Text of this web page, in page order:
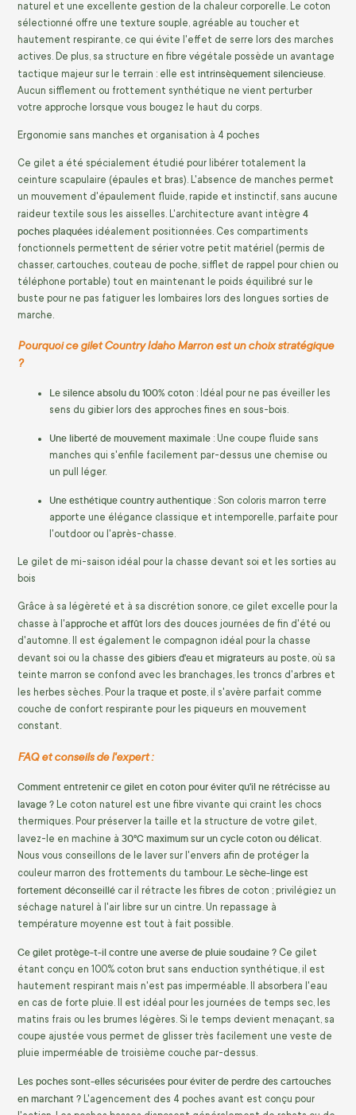
naturel et une excellente gestion de la chaleur corporelle. Le coton
sélectionné offre une texture souple, agréable au toucher et
hautement respirante, ce qui évite l'effet de serre lors des marches
actives. De plus, sa structure en fibre végétale possède un avantage
tactique majeur sur le terrain : elle est intrinsèquement silencieuse
Aucun sifflement ou frottement synthétique ne vient perturber
votre approche lorsque vous bougez le haut du corps.
Ergonomie sans manches et organisation à 4 poches
Ce gilet a été spécialement étudié pour libérer totalement la
ceinture scapulaire (épaules et bras). L'absence de manches permet
un mouvement d'épaulement fluide, rapide et instinctif, sans aucune
raideur textile sous les aisselles. L'architecture avant intègre 4
poches plaquées idéalement positionnées. Ces compartiments
fonctionnels permettent de sérier votre petit matériel (permis de
chasser, cartouches, couteau de poche, sifflet de rappel pour chien ou
téléphone portable) tout en maintenant le poids équilibré sur le
buste pour ne pas fatiguer les lombaires lors des longues sorties de
marche.
Pourquoi ce gilet Country Idaho Marron est un choix stratégique
?
Le silence absolu du 100% coton : Idéal pour ne pas éveiller les
sens du gibier lors des approches fines en sous-bois.
Une liberté de mouvement maximale : Une coupe fluide sans
manches qui s'enfile facilement par-dessus une chemise ou
un pull léger.
Une esthétique country authentique : Son coloris marron terre
apporte une élégance classique et intemporelle, parfaite pour
l'outdoor ou l'après-chasse.
Le gilet de mi-saison idéal pour la chasse devant soi et les sorties au
bois
Grâce à sa légèreté et à sa discrétion sonore, ce gilet excelle pour la
chasse à l'approche et affût lors des douces journées de fin d'été ou
d'automne. Il est également le compagnon idéal pour la chasse
devant soi ou la chasse des gibiers d'eau et migrateurs au poste, où sa
teinte marron se confond avec les branchages, les troncs d'arbres et
les herbes sèches. Pour la traque et poste, il s'avère parfait comme
couche de confort respirante pour les piqueurs en mouvement
constant.
FAQ et conseils de l'expert :
Comment entretenir ce gilet en coton pour éviter qu'il ne rétrécisse au
lavage ? Le coton naturel est une fibre vivante qui craint les chocs
thermiques. Pour préserver la taille et la structure de votre gilet,
lavez-le en machine à 30°C maximum sur un cycle coton ou délicat.
Nous vous conseillons de le laver sur l'envers afin de protéger la
couleur marron des frottements du tambour. Le sèche-linge est
fortement déconseillé car il rétracte les fibres de coton ; privilégiez un
séchage naturel à l'air libre sur un cintre. Un repassage à
température moyenne est tout à fait possible.
Ce gilet protège-t-il contre une averse de pluie soudaine ? Ce gilet
étant conçu en 100% coton brut sans enduction synthétique, il est
hautement respirant mais n'est pas imperméable. Il absorbera l'eau
en cas de forte pluie. Il est idéal pour les journées de temps sec, les
matins frais ou les brumes légères. Si le temps devient menaçant, sa
coupe ajustée vous permet de glisser très facilement une veste de
pluie imperméable de troisième couche par-dessus.
Les poches sont-elles sécurisées pour éviter de perdre des cartouches
en marchant ? L'agencement des 4 poches avant est conçu pour